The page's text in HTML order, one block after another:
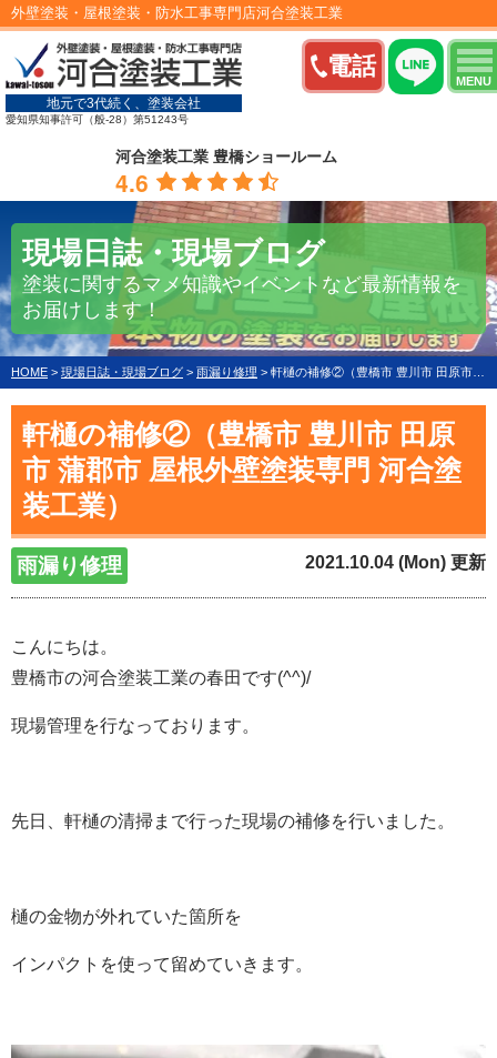
電話
MENU
外壁塗装・屋根塗装・防水工事専門店河合塗装工業
地元で3代続く、塗装会社
愛知県知事許可（般-28）第51243号
河合塗装工業 豊橋ショールーム
4.6
現場日誌・現場ブログ
塗装に関するマメ知識やイベントなど最新情報を
お届けします！
HOME > 現場日誌・現場ブログ > 雨漏り修理 > 軒樋の補修②（豊橋市 豊川市 田原市 蒲郡市 屋根外壁塗装専門 河合塗装工業）
軒樋の補修②（豊橋市 豊川市 田原
市 蒲郡市 屋根外壁塗装専門 河合塗
装工業）
雨漏り修理 2021.10.04 (Mon) 更新
こんにちは。
豊橋市の河合塗装工業の春田です(^^)/
現場管理を行なっております。
先日、軒樋の清掃まで行った現場の補修を行いました。
樋の金物が外れていた箇所を
インパクトを使って留めていきます。